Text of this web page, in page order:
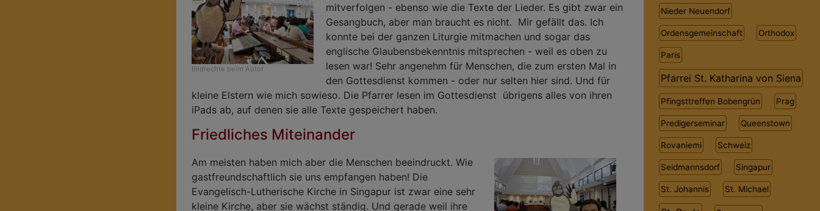
Bildrechte beim Autor
mitverfolgen - ebenso wie die Texte der Lieder. Es gibt zwar ein
Gesangbuch, aber man braucht es nicht. Mir gefällt das. Ich
konnte bei der ganzen Liturgie mitmachen und sogar das
englische Glaubensbekenntnis mitsprechen - weil es oben zu
lesen war! Sehr angenehm für Menschen, die zum ersten Mal in
den Gottesdienst kommen - oder nur selten hier sind. Und für
kleine Elstern wie mich sowieso. Die Pfarrer lesen im Gottesdienst übrigens alles von ihren
iPads ab, auf denen sie alle Texte gespeichert haben.
Friedliches Miteinander
Am meisten haben mich aber die Menschen beeindruckt. Wie
gastfreundschaftlich sie uns empfangen haben! Die
Evangelisch-Lutherische Kirche in Singapur ist zwar eine sehr
kleine Kirche, aber sie wächst ständig. Und gerade weil ihre
Nieder Neuendorf
Ordensgemeinschaft Orthodox
Paris
Pfarrei St. Katharina von Siena
Pfingsttreffen Bobengrün Prag
Predigerseminar Queenstown
Rovaniemi Schweiz
Seidmannsdorf Singapur
St. Johannis St. Michael